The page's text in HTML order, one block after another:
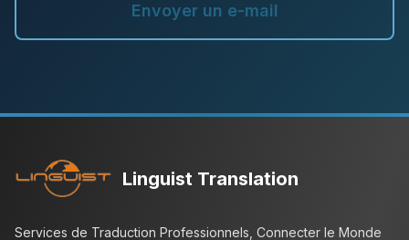
Envoyer un e-mail
Linguist Translation
Services de Traduction Professionnels, Connecter le Monde